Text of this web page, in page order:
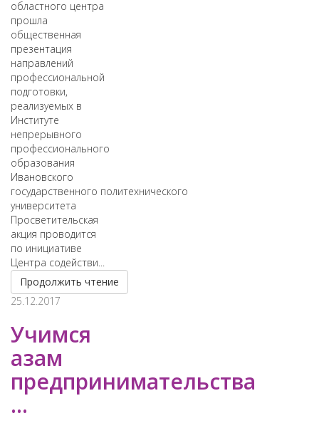
областного центра
прошла
общественная
презентация
направлений
профессиональной
подготовки,
реализуемых в
Институте
непрерывного
профессионального
образования
Ивановского
государственного политехнического
университета
Просветительская
акция проводится
по инициативе
Центра содействи...
Продолжить чтение
25.12.2017
Учимся
азам
предпринимательства
...